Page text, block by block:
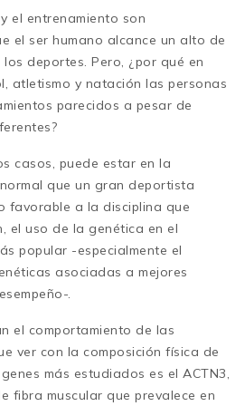
el entrenamiento son
el ser humano alcance un alto de
deportes. Pero, ¿por qué en
atletismo y natación las personas
parecidos a pesar de
casos, puede estar en la
que un gran deportista
favorable a la disciplina que
el uso de la genética en el
popular -especialmente el
asociadas a mejores
.
el comportamiento de las
ver con la composición física de
más estudiados es el ACTN3,
fibra muscular que prevalece en